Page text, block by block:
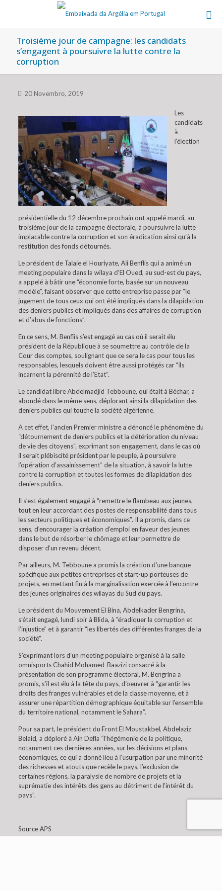
Troisième jour de campagne: les candidats
s’engagent à poursuivre la lutte contre la
corruption
20 Novembro, 2019
Les
candidats
à
l’élection
présidentielle du 12 décembre prochain ont appelé mardi, au
troisième jour de la campagne électorale, à poursuivre la lutte
implacable contre la corruption et son éradication ainsi qu’à la
restitution des fonds détournés.
Le président de Talaie el Houriyate, Ali Benflis qui a animé un
meeting populaire dans la wilaya d’El Oued, au sud-est du pays,
a appelé à bâtir une “économie forte, basée sur un nouveau
modèle”, faisant observer que cette entreprise passe par “le
jugement de tous ceux qui ont été impliqués dans la dilapidation
des deniers publics et impliqués dans des affaires de corruption
et d’abus de fonctions”.
En ce sens, M. Benflis s’est engagé au cas où il serait élu
président de la République à se soumettre au contrôle de la
Cour des comptes, soulignant que ce sera le cas pour tous les
responsables, lesquels doivent être aussi protégés car “ils
incarnent la pérennité de l’Etat”.
Le candidat libre Abdelmadjid Tebboune, qui était à Béchar, a
abondé dans le même sens, déplorant ainsi la dilapidation des
deniers publics qui touche la société algérienne.
A cet effet, l’ancien Premier ministre a dénoncé le phénomène du
“détournement de deniers publics et la détérioration du niveau
de vie des citoyens”, exprimant son engagement, dans le cas où
il serait plébiscité président par le peuple, à poursuivre
l’opération d’assainissement” de la situation, à savoir la lutte
contre la corruption et toutes les formes de dilapidation des
deniers publics.
Il s’est également engagé à “remettre le flambeau aux jeunes,
tout en leur accordant des postes de responsabilité dans tous
les secteurs politiques et économiques”. Il a promis, dans ce
sens, d’encourager la création d’emploi en faveur des jeunes
dans le but de résorber le chômage et leur permettre de
disposer d’un revenu décent.
Par ailleurs, M. Tebboune a promis la création d’une banque
spécifique aux petites entreprises et start-up porteuses de
projets, en mettant fin à la marginalisation exercée à l’encontre
des jeunes originaires des wilayas du Sud du pays.
Le président du Mouvement El Bina, Abdelkader Bengrina,
s’était engagé, lundi soir à Blida, à “éradiquer la corruption et
l’injustice” et à garantir “les libertés des différentes franges de la
société”.
S’exprimant lors d’un meeting populaire organisé à la salle
omnisports Chahid Mohamed-Baazizi consacré à la
présentation de son programme électoral, M. Bengrina a
promis, s’il est élu à la tête du pays, d’oeuvrer à “garantir les
droits des franges vulnérables et de la classe moyenne, et à
assurer une répartition démographique équitable sur l’ensemble
du territoire national, notamment le Sahara”.
Pour sa part, le président du Front El Moustakbel, Abdelaziz
Belaid, a déploré à Ain Defla “l’hégémonie de la politique,
notamment ces dernières années, sur les décisions et plans
économiques, ce qui a donné lieu à l’usurpation par une minorité
des richesses et atouts que recèle le pays, l’exclusion de
certaines régions, la paralysie de nombre de projets et la
suprématie des intérêts des gens au détriment de l’intérêt du
pays”.
Source APS